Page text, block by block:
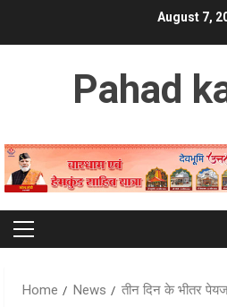
August 7,
Pahad
Primary
Home
News तीन दिन के भीतर